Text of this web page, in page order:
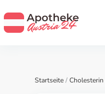
Startseite / Cholesterin